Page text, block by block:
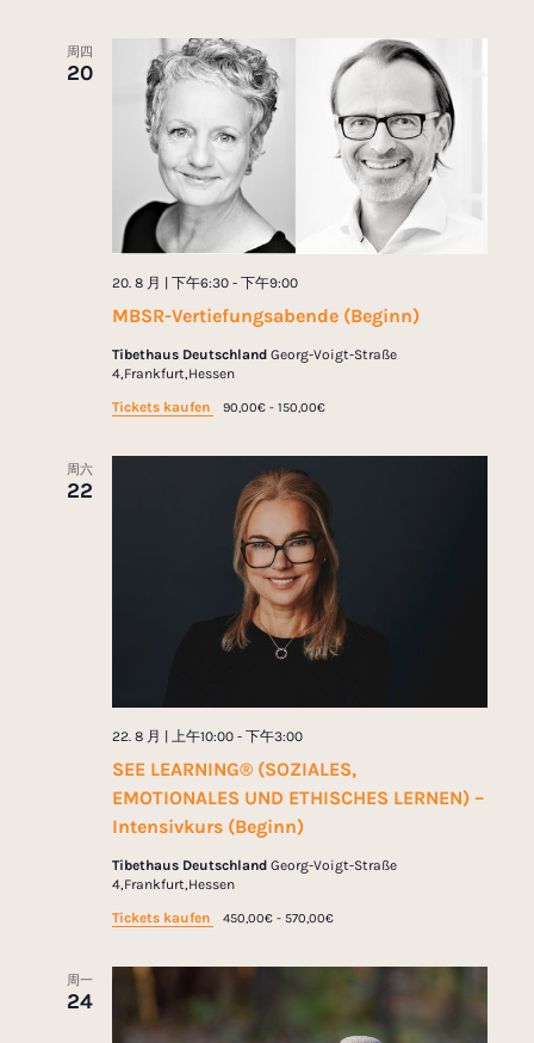
周四
20
MBSR-Vertiefungsabende (Beginn)
20. 8 月 | 下午6:30- 下午9:00
Tibethaus Deutschland Georg-Voigt-Straße
4,Frankfurt,Hessen
Tickets kaufen
90,00€ - 150,00€
周六
22
SEE LEARNING® (SOZIALES,
EMOTIONALES UND ETHISCHES LERNEN) –
Intensivkurs (Beginn)
22. 8 月 | 上午10:00- 下午3:00
Tibethaus Deutschland Georg-Voigt-Straße
4,Frankfurt,Hessen
Tickets kaufen
450,00€ - 570,00€
周一
24